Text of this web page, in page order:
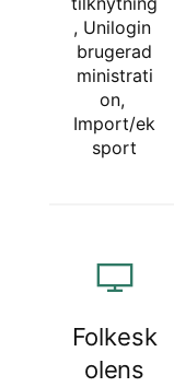
, Unilogin
brugerad
ministrati
on,
Import/ek
sport
Folkesk
olens